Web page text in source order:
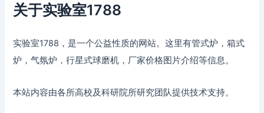
关于实验室1788
实验室1788，是一个公益性质的网站。这里有管式炉，箱式
炉，气氛炉，行星式球磨机，厂家价格图片介绍等信息。
本站内容由各所高校及科研院所研究团队提供技术支持。